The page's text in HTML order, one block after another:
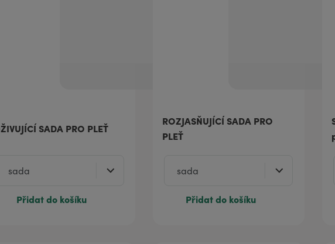
SADA PRO PLEŤ
Přidat do košíku
ROZJASŇUJÍCÍ SADA PRO
PLEŤ
Přidat do košíku